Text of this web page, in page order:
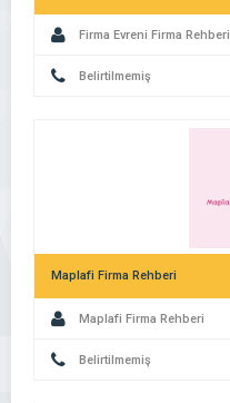
Firma Evreni Firma Rehberi
Belirtilmemiş
Maplafi Firma Rehberi
Maplafi Firma Rehberi
Belirtilmemiş